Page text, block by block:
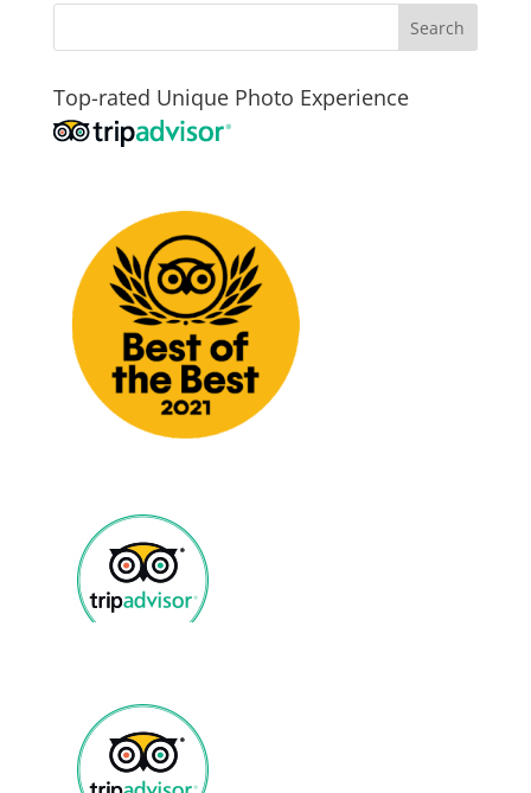
Top-rated Unique Photo Experience